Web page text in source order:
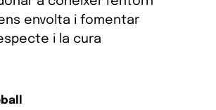
envolta i fomentar
i la cura